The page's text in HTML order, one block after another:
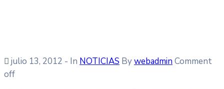
julio 13, 2012 - In NOTICIAS BywebadminComment
off